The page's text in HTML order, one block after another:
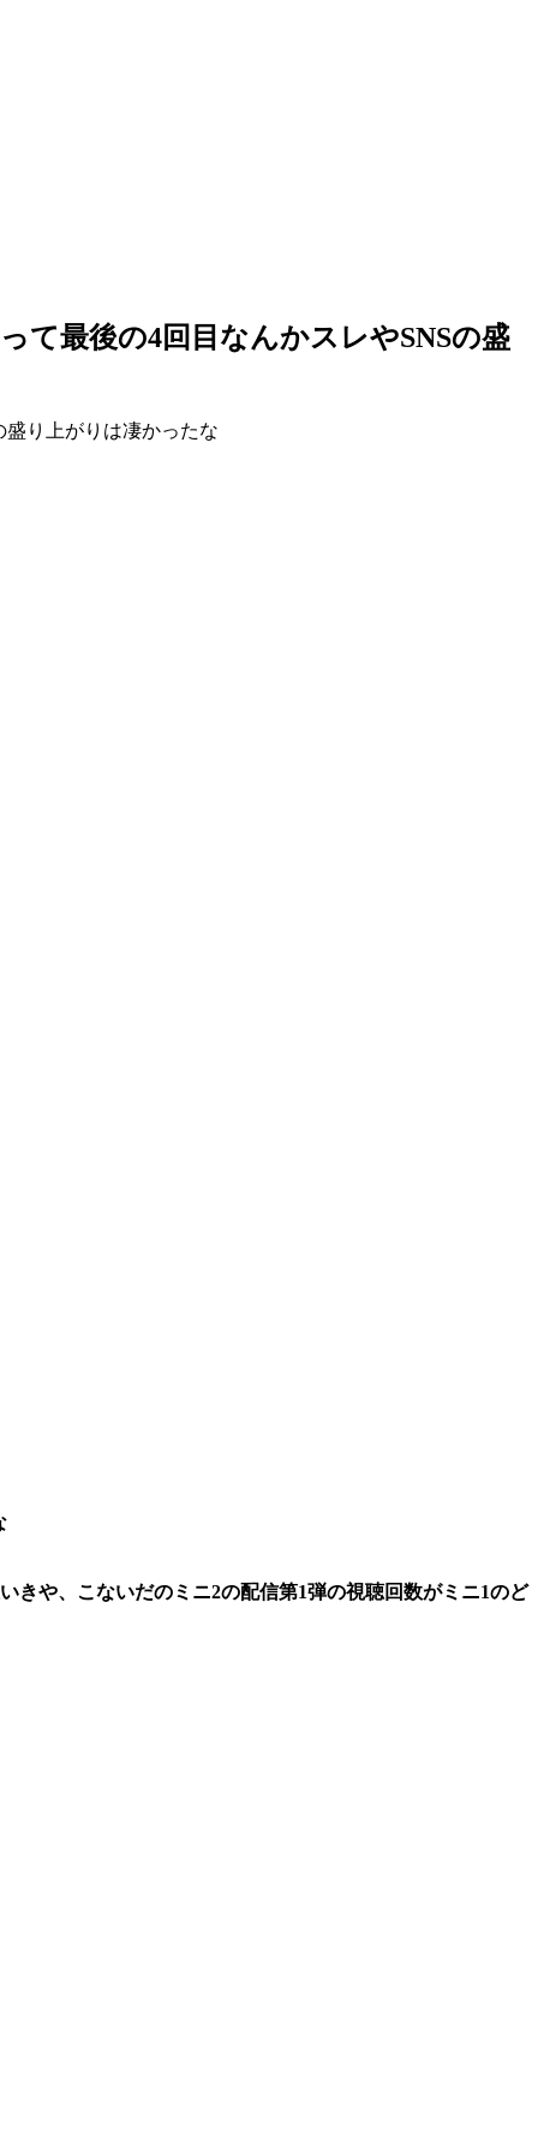
て最後の4回目なんかスレやSNSの盛
きや、こないだのミニ2の配信第1弾の視聴回数がミニ1のど